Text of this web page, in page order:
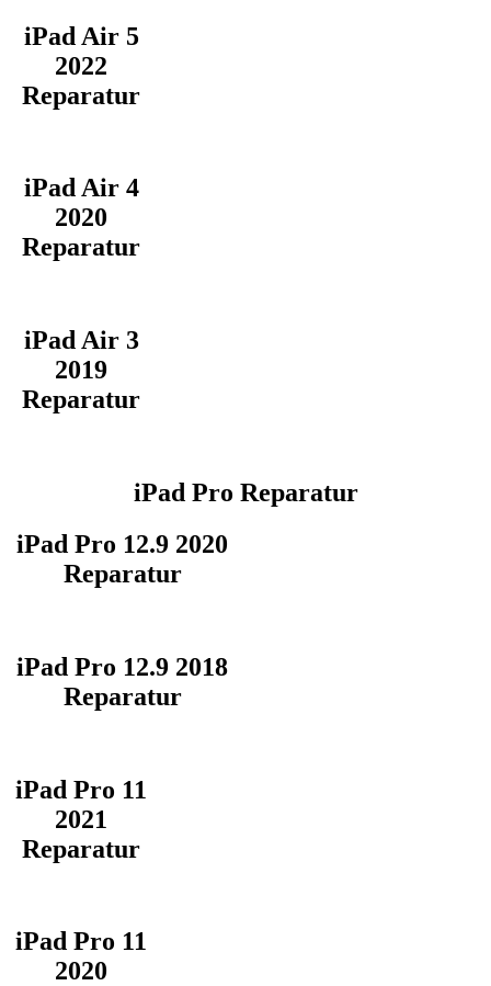
iPad Air 5
2022
Reparatur
iPad Air 4
2020
Reparatur
iPad Air 3
2019
Reparatur
iPad Pro Reparatur
iPad Pro 12.9 2020
Reparatur
iPad Pro 12.9 2018
Reparatur
iPad Pro 11
2021
Reparatur
iPad Pro 11
2020